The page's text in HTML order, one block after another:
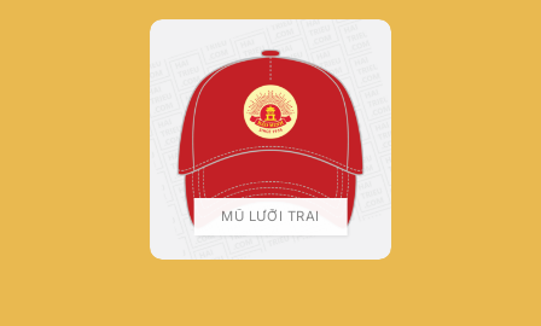
MŨ LƯỠI TRAI